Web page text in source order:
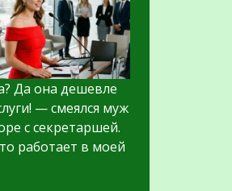
Да она дешевле
— смеялся муж
с секретаршей.
работает в моей